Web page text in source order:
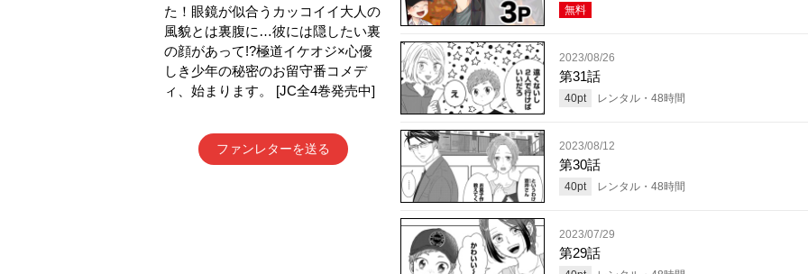
た！眼鏡が似合うカッコイイ大人の
風貌とは裏腹に…彼には隠したい裏
の顔があって!?極道イケオジ×心優
しき少年の秘密のお留守番コメデ
ィ、始まります。 [JC全4巻発売中]
ファンレターを送る
無料
2023/08/26
第31話
40pt レンタル・ 48時間
2023/08/12
第30話
40pt レンタル・ 48時間
2023/07/29
第29話